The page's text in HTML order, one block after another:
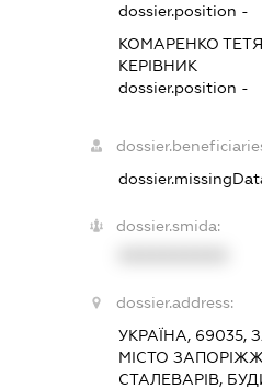
dossier.position -
КОМАРЕНКО
КЕРІВНИК
dossier.position -
dossier.smida:
dossier.address:
УКРАЇНА, 69035,
МІСТО
СТАЛЕВАРІВ,